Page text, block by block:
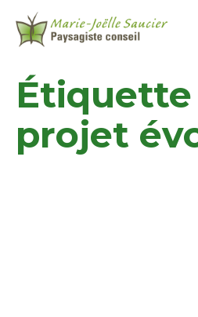
Étiquette
projet